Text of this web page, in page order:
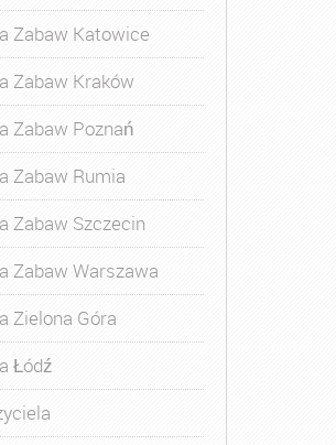
Zabaw Katowice
Zabaw Kraków
Zabaw Poznań
Zabaw Rumia
Zabaw Szczecin
Zabaw Warszawa
Zielona Góra
Łódź